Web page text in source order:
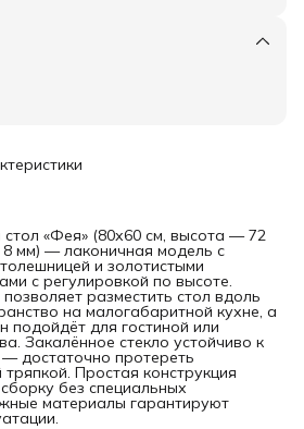
«Фея» (80х60 см, высота — 72
мм) — лаконичная модель с
и золотистыми
с регулировкой по высоте.
разместить стол вдоль
на малогабаритной кухне, а
подойдёт для гостиной или
Закалённое стекло устойчиво к
— достаточно протереть
Простая конструкция
без специальных
материалы гарантируют